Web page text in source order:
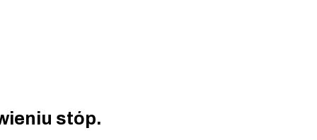
stóp.